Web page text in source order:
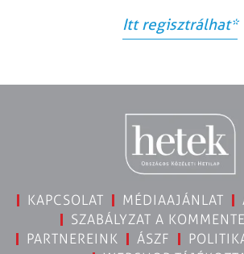
Itt regisztrálhat*
KAPCSOLAT MÉDIAAJÁNLAT
SZABÁLYZAT A
PARTNEREINK
ÁSZF